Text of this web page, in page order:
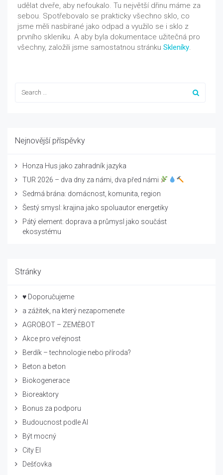
udělat dveře, aby nefoukalo. Tu největší dřinu máme za
sebou. Spotřebovalo se prakticky všechno sklo, co
jsme měli nasbírané jako odpad a využilo se i sklo z
prvního skleníku. A aby byla dokumentace užitečná pro
všechny, založili jsme samostatnou stránku Skleníky.
Nejnovější příspěvky
Honza Hus jako zahradník jazyka
TUR 2026 – dva dny za námi, dva před námi
Sedmá brána: domácnost, komunita, region
Šestý smysl: krajina jako spoluautor energetiky
Pátý element: doprava a průmysl jako součást
ekosystému
Stránky
♥ Doporučujeme
a zážitek, na který nezapomenete
AGROBOT – ZEMĚBOT
Akce pro veřejnost
Berdík – technologie nebo příroda?
Beton a beton
Biokogenerace
Bioreaktory
Bonus za podporu
Budoucnost podle AI
Být mocný
City El
Dešťovka